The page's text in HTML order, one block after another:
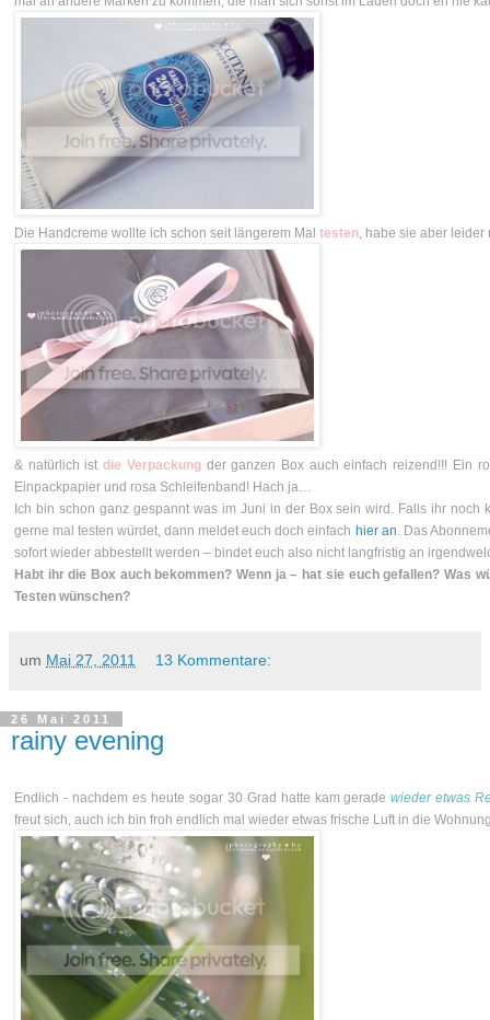
Die Handcreme wollte ich schon seit längerem Mal testen, habe sie aber
& natürlich istdie Verpackungder ganzen Box auch einfach reizend!!! Ein
Einpackpapier und rosa Schleifenband! Hach ja…
Ich bin schon ganz gespannt was im Juni in der Box sein wird. Falls ihr noch
gerne mal testen würdet, dann meldet euch doch einfach hier an. Das
sofort wieder abbestellt werden – bindet euch also nicht langfristig an
Habt ihr die Box auch bekommen? Wenn ja – hat sie euch gefallen? Was
Testen wünschen?
um Mai 27, 2011 13 Kommentare:
26 Mai 2011
rainy evening
Endlich - nachdem es heute sogar 30 Grad hatte kam geradewieder etwas
freut sich, auch ich bin froh endlich mal wieder etwas frische Luft in die